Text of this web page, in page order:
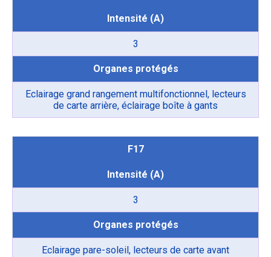
Intensité (A)
3
Organes protégés
Eclairage grand rangement multifonctionnel, lecteurs
de carte arrière, éclairage boîte à gants
F17
Intensité (A)
3
Organes protégés
Eclairage pare-soleil, lecteurs de carte avant